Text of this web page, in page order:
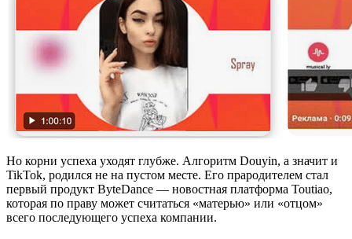
Но корни успеха уходят глубже. Алгоритм Douyin, а значит и
TikTok, родился не на пустом месте. Его прародителем стал
первый продукт ByteDance — новостная платформа Toutiao,
которая по праву может считаться «матерью» или «отцом»
всего последующего успеха компании.